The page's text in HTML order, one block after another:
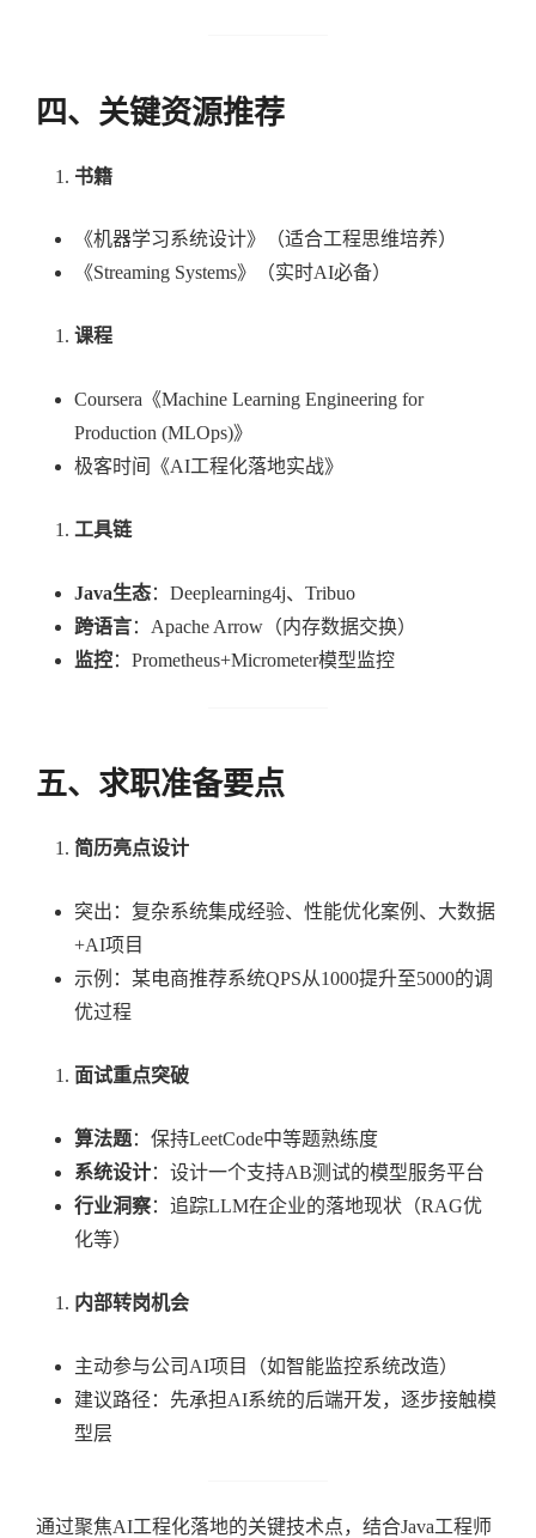
四、关键资源推荐
书籍
《机器学习系统设计》（适合工程思维培养）
《Streaming Systems》（实时AI必备）
课程
Coursera《Machine Learning Engineering for
Production (MLOps)》
极客时间《AI工程化落地实战》
工具链
Java生态：Deeplearning4j、Tribuo
跨语言：Apache Arrow（内存数据交换）
监控：Prometheus+Micrometer模型监控
五、求职准备要点
简历亮点设计
突出：复杂系统集成经验、性能优化案例、大数据
+AI项目
示例：某电商推荐系统QPS从1000提升至5000的调
优过程
面试重点突破
算法题：保持LeetCode中等题熟练度
系统设计：设计一个支持AB测试的模型服务平台
行业洞察：追踪LLM在企业的落地现状（RAG优
化等）
内部转岗机会
主动参与公司AI项目（如智能监控系统改造）
建议路径：先承担AI系统的后端开发，逐步接触模
型层
通过聚焦AI工程化落地的关键技术点，结合Java工程师